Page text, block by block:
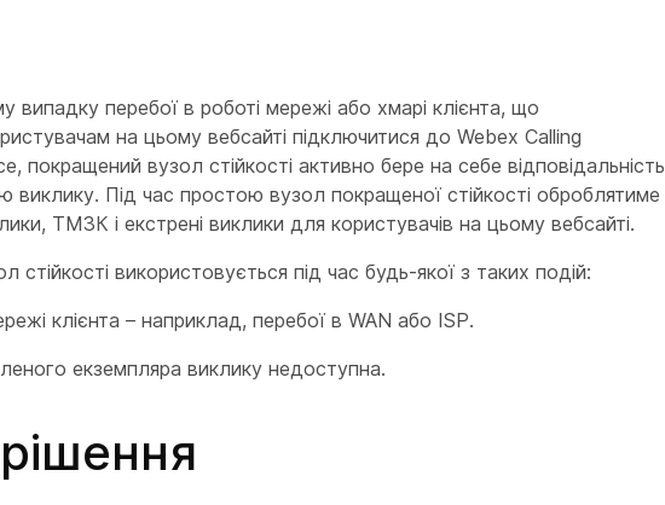
випадку перебої в роботі мережі або хмарі клієнта, що
на цьому вебсайті підключитися до Webex Calling
покращений вузол стійкості активно бере на себе відповідальність
виклику. Під час простою вузол покращеної стійкості оброблятиме
ТМЗК і екстрені виклики для користувачів на цьому вебсайті.
стійкості використовується під час будь-якої з таких подій:
клієнта – наприклад, перебої в WAN або ISP.
екземпляра виклику недоступна.